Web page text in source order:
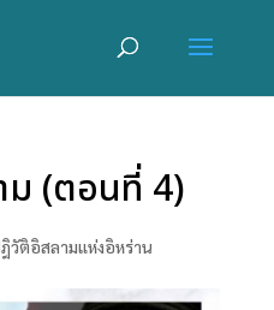
ม (ตอนที่​ 4)
วัติอิสลามแห่งอิหร่าน